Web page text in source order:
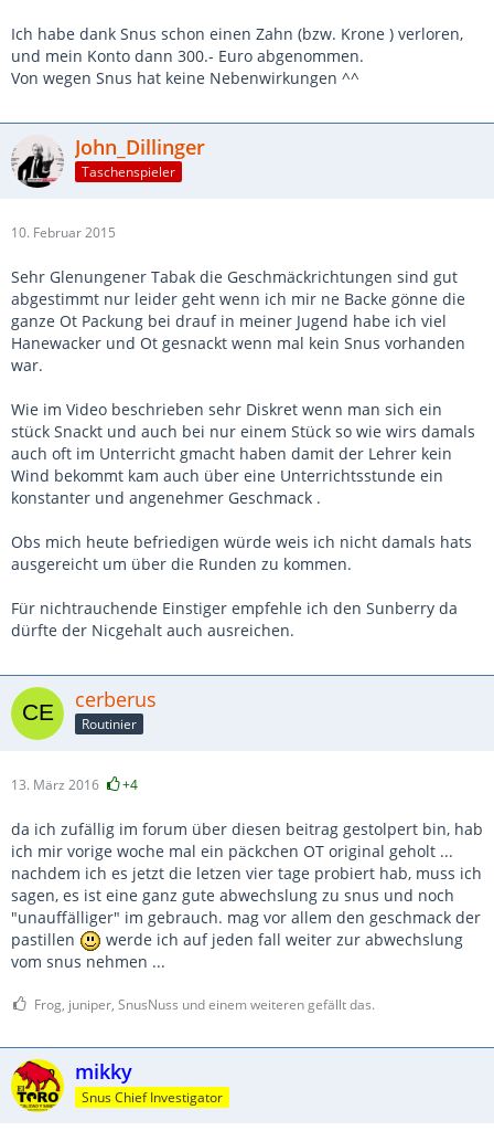
Ich habe dank Snus schon einen Zahn (bzw. Krone ) verloren,
und mein Konto dann 300.- Euro abgenommen.
Von wegen Snus hat keine Nebenwirkungen ^^
John_Dillinger
Taschenspieler
10. Februar 2015
Sehr Glenungener Tabak die Geschmäckrichtungen sind gut
abgestimmt nur leider geht wenn ich mir ne Backe gönne die
ganze Ot Packung bei drauf in meiner Jugend habe ich viel
Hanewacker und Ot gesnackt wenn mal kein Snus vorhanden
war.
Wie im Video beschrieben sehr Diskret wenn man sich ein
stück Snackt und auch bei nur einem Stück so wie wirs damals
auch oft im Unterricht gmacht haben damit der Lehrer kein
Wind bekommt kam auch über eine Unterrichtsstunde ein
konstanter und angenehmer Geschmack .
Obs mich heute befriedigen würde weis ich nicht damals hats
ausgereicht um über die Runden zu kommen.
Für nichtrauchende Einstiger empfehle ich den Sunberry da
dürfte der Nicgehalt auch ausreichen.
cerberus
Routinier
13. März 2016 +4
da ich zufällig im forum über diesen beitrag gestolpert bin, hab
ich mir vorige woche mal ein päckchen OT original geholt ...
nachdem ich es jetzt die letzen vier tage probiert hab, muss ich
sagen, es ist eine ganz gute abwechslung zu snus und noch
"unauffälliger" im gebrauch. mag vor allem den geschmack der
pastillen
werde ich auf jeden fall weiter zur abwechslung
vom snus nehmen ...
Frog, juniper, SnusNuss und einem weiteren gefällt das.
mikky
Snus Chief Investigator